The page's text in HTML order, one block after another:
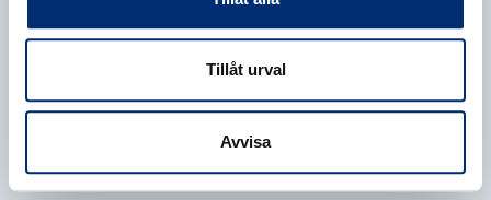
Tillåt urval
Avvisa